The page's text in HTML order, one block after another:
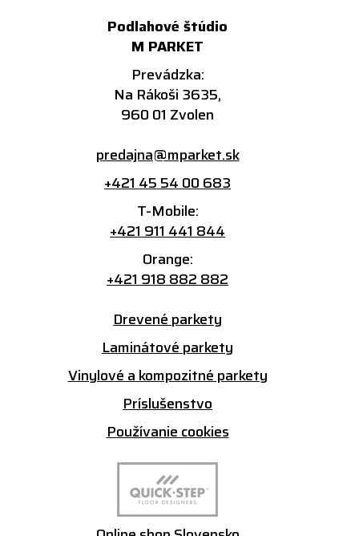
Podlahové štúdio
M PARKET
Prevádzka:
Na Rákoši 3635,
960 01 Zvolen
predajna@mparket.sk
+421 45 54 00 683
T-Mobile:
+421 911 441 844
Orange:
+421 918 882 882
Drevené parkety
Laminátové parkety
Vinylové a kompozitné parkety
Príslušenstvo
Používanie cookies